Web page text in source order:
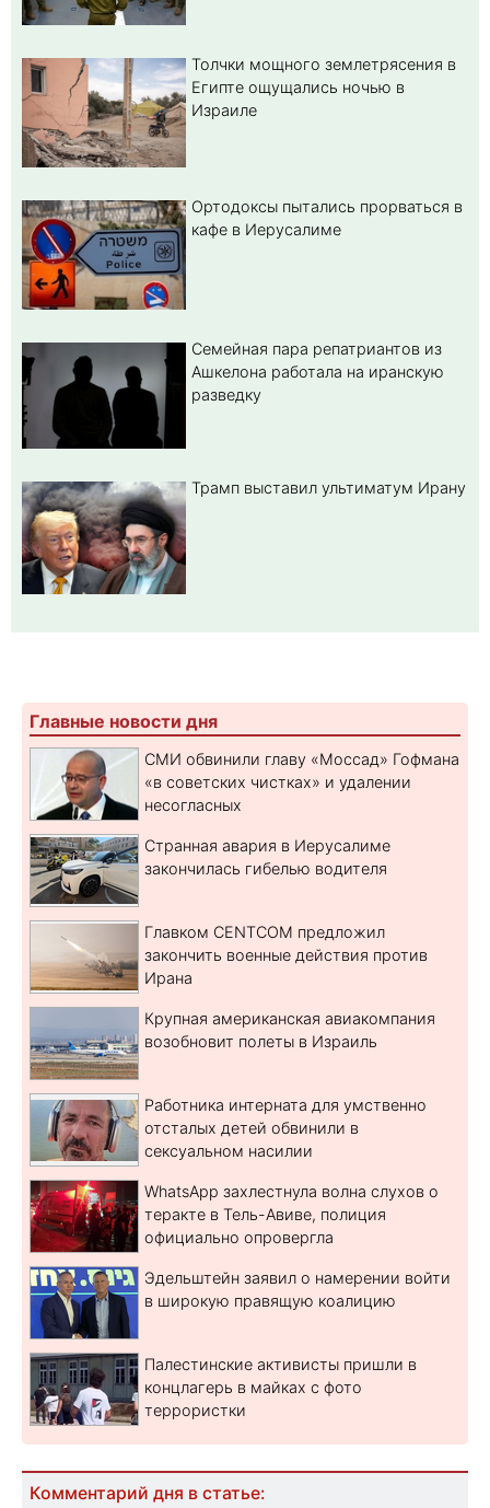
Толчки мощного землетрясения в
Египте ощущались ночью в
Израиле
Ортодоксы пытались прорваться в
кафе в Иерусалиме
Семейная пара репатриантов из
Ашкелона работала на иранскую
разведку
Трамп выставил ультиматум Ирану
Главные новости дня
СМИ обвинили главу «Моссад» Гофмана
«в советских чистках» и удалении
несогласных
Странная авария в Иерусалиме
закончилась гибелью водителя
Главком CENTCOM предложил
закончить военные действия против
Ирана
Крупная американская авиакомпания
возобновит полеты в Израиль
Работника интерната для умственно
отсталых детей обвинили в
сексуальном насилии
WhatsApp захлестнула волна слухов о
теракте в Тель-Авиве, полиция
официально опровергла
Эдельштейн заявил о намерении войти
в широкую правящую коалицию
Палестинские активисты пришли в
концлагерь в майках с фото
террористки
Комментарий дня в статье: